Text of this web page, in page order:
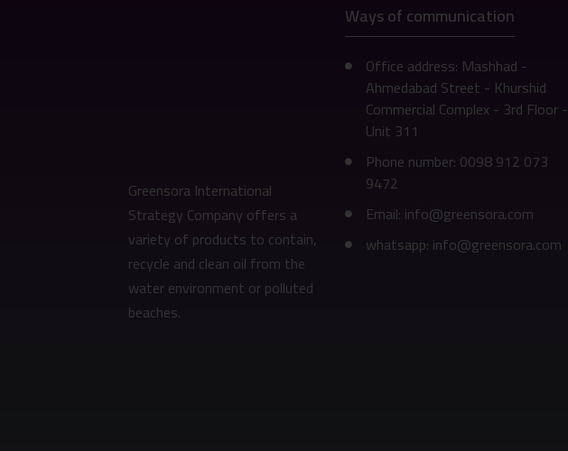
Greensora International
Strategy Company offers a
variety of products to contain,
recycle and clean oil from the
water environment or polluted
beaches.
Ways of communication
Office address: Mashhad -
Ahmedabad Street - Khurshid
Commercial Complex - 3rd Floor -
Unit 311
Phone number: 0098 912 073
9472
Email: info@greensora.com
whatsapp: info@greensora.com